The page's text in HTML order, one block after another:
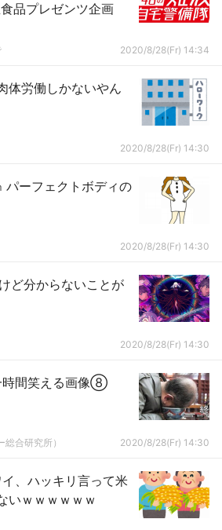
品プレゼンツ企画
2020/8/28(Fr) 14:34
体労働しかないやん
2020/8/28(Fr) 14:30
パーフェクトボディの
2020/8/28(Fr) 14:30
ど分からないことが
2020/8/28(Fr) 14:30
時間笑える画像⑧
合研究所） 2020/8/28(Fr) 14:30
イ、ハッキリ言って米
いｗｗｗｗｗｗ